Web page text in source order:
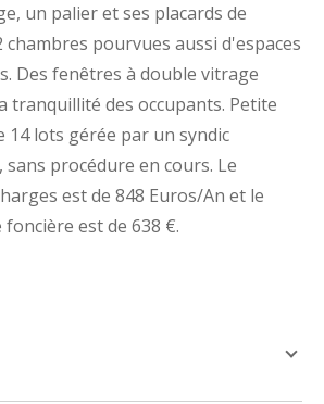
un palier et ses placards de
chambres pourvues aussi d'espaces
Des fenêtres à double vitrage
tranquillité des occupants. Petite
14 lots gérée par un syndic
procédure en cours. Le
est de 848 Euros/An et le
est de 638 €.